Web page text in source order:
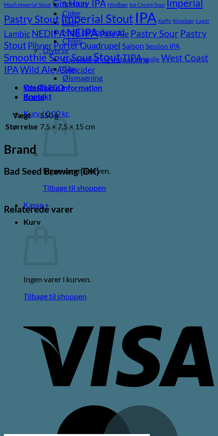
Spiritus
Cider
Likør
Most og Sodavand
Chips
Diverse
Gaveæsker og indpakning
Glas
Ølsmagning
Om ØL2GO
Kontakt
Kurv /0,00 kr.
Ingen varer i kurven.
Tilbage til shoppen
Kasse +
Kurv
Ingen varer i kurven.
Tilbage til shoppen
Mash Imperial Stout GinHazy IPA Hindbær Ice Cream Sour Imperial
Pastry Stout Imperial Stout IPA Kaffe Kirsebær Lager
LambicNEDIPANEIPAPale Ale Pastry Sour Pastry
StoutPilsnerPorterQuadrupel Saison Session IPA
Smoothie SourSourStoutTIPA Vanilje West Coast
IPAWild AleÆble cider
Yderligere information
Brand
Vægt
550 g
Størrelse 7,5 × 7,5 × 15 cm
Brand
Bad Seed Brewing (DK)
Relaterede varer